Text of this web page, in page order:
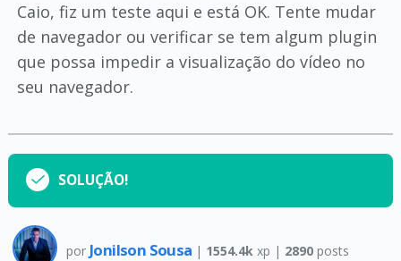
Caio, fiz um teste aqui e está OK. Tente mudar
de navegador ou verificar se tem algum plugin
que possa impedir a visualização do vídeo no
seu navegador.
SOLUÇÃO!
por Jonilson Sousa | 1554.4k xp | 2890posts